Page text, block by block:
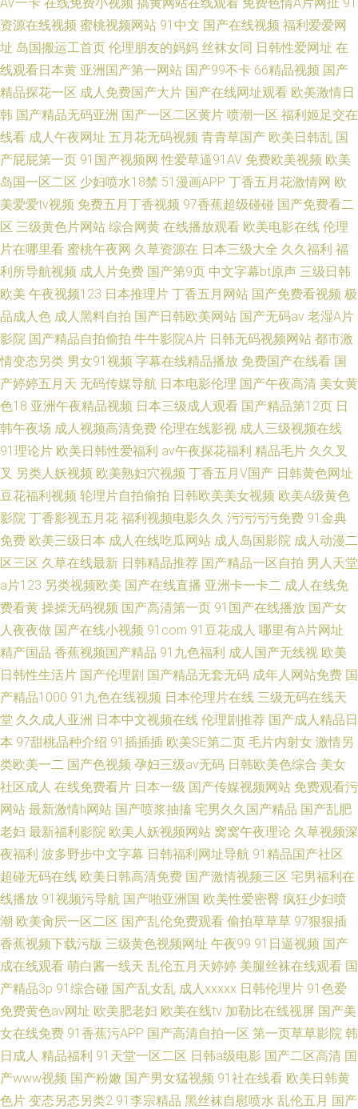
资源在线视频 蜜桃视频网站 91中文 国产在线视频 福利爱爱网
址 岛国搬运工首页 伦理朋友的妈妈 丝袜女同 日韩性爱网址 在
线观看日本黄 亚洲国产第一网站 国产99不卡 66精品视频 国产
精品探花一区 成人免费国产大片 国产在线网址观看 欧美激情日
韩 国产精品无码亚洲 国产一区二区黄片 喷潮一区 福利姬足交在
线看 成人午夜网址 五月花无码视频 青青草国产 欧美日韩乱 国
产屁屁第一页 91国产视频网 性爱草逼91AV 免费欧美视频 欧美
岛国一区二区 少妇喷水18禁 51漫画APP 丁香五月花激情网 欧
美爱爱tv视频 免费五月丁香视频 97香蕉超级碰碰 国产免费看二
区 三级黄色片网站 综合网黄 在线播放观看 欧美电影在线 伦理
片在哪里看 蜜桃午夜网 久草资源在 日本三级大全 久久福利 福
利所导航视频 成人片免费 国产第9页 中文字幕bt原声 三级日韩
欧美 午夜视频123 日本推理片 丁香五月网站 国产免费看视频 极
品成人色 成人黑料自拍 国产日韩欧美网站 国产无码av 老湿A片
影院 国产精品自拍偷拍 牛牛影院A片 日韩无码视频网站 都市激
情变态另类 男女91视频 字幕在线精品播放 免费国产在线看 国
产婷婷五月天 无码传媒导航 日本电影伦理 国产午夜高清 美女黄
色18 亚洲午夜精品视频 日本三级成人观看 国产精品第12页 日
韩午夜场 成人视频高清免费 伦理在线影视 成人三级视频在线
91理论片 欧美日韩性爱福利 av午夜探花福利 精品毛片 久久叉
叉 另类人妖视频 欧美熟妇穴视频 丁香五月V国产 日韩黄色网址
豆花福利视频 轮理片自拍偷拍 日韩欧美美女视频 欧美A级黄色
影院 丁香影视五月花 福利视频电影久久 污污污污免费 91金典
免费 欧美三级日本 成人在线吃瓜网站 成人岛国影院 成人动漫二
区三区 久草在线最新 日韩精品推荐 国产精品一区自拍 男人天堂
a片123 另类视频欧美 国产在线直播 亚洲卡一卡二 成人在线免
费看黄 操操无码视频 国产高清第一页 91国产在线播放 国产女
人夜夜做 国产在线小视频 91com 91豆花成人 哪里有A片网址
精产国品 香蕉视频国产精品 91九色福利 成人国产无线视 欧美
日韩性生活片 国产伦理剧 国产精品无套无码 成年人网站免费 国
产精品1000 91九色在线视频 日本伦理片在线 三级无码在线天
堂 久久成人亚洲 日本中文视频在线 伦理剧推荐 国产成人精品日
本 97甜桃品种介绍 91插插插 欧美SE第二页 毛片内射女 激情另
类欧美一二 国产色视频 孕妇三级av无码 日韩欧美色综合 美女
社区成人 在线免费看片 日本一级 国产传媒视频网站 免费观看污
网站 最新激情h网站 国产喷浆抽搐 宅男久久国产精品 国产乱肥
老妇 最新福利影院 欧美人妖视频网站 窝窝午夜理论 久草视频深
夜福利 波多野步中文字幕 日韩福利网址导航 91精品国产社区
超碰无码在线 欧美日韩高清免费 国产激情视频三区 宅男福利在
线播放 91视频污导航 国产啪亚洲国 欧美性爱密臀 疯狂少妇喷
潮 欧美肏屄一区二区 国产乱伦免费观看 偷拍草草草 97狠狠插
香蕉视频下载污版 三级黄色视频网址 午夜99 91日逼视频 国产
成在线观看 萌白酱一线天 乱伦五月天婷婷 美腿丝袜在线观看 国
产精品3p 91综合碰 国产乱女乱 成人xxxxx 日韩伦理片 91色爱
免费黄色av网址 欧美肥老妇 欧美在线tv 加勒比在线视屏 国产美
女在线免费 91香蕉污APP 国产高清自拍一区 第一页草草影院 韩
日成人 精品福利 91天堂一区二区 日韩a级电影 国产二区高清 国
产www视频 国产粉嫩 国产男女猛视频 91社在线看 欧美日韩黄
色片 变态另态另类2 91李宗精品 黑丝袜自慰喷水 乱伦五月 国产